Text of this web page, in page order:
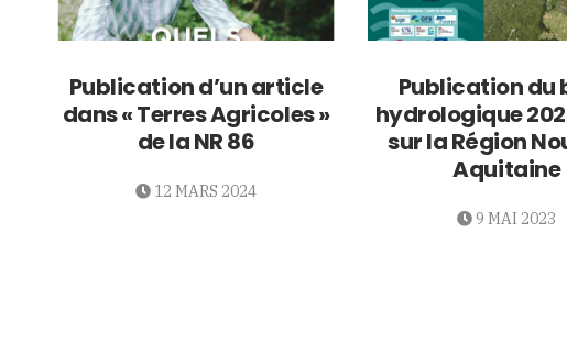
Publication d’un article
dans « Terres Agricoles »
de la NR 86
12 MARS 2024
Publication du
hydrologique
sur la Région
Aquitaine
9 MAI 2023